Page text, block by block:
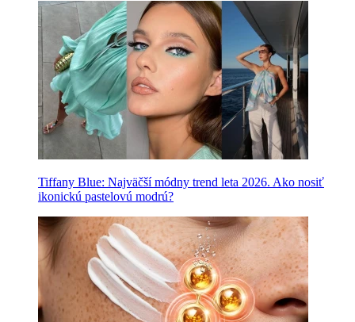
Tiffany Blue: Najväčší módny trend leta 2026. Ako nosiť
ikonickú pastelovú modrú?